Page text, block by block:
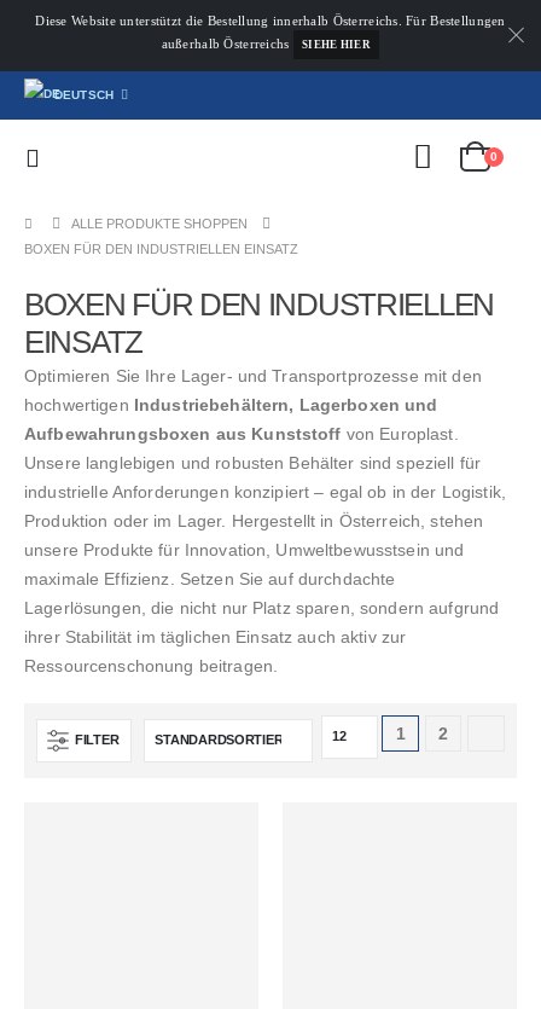
Diese Website unterstützt die Bestellung innerhalb Österreichs. Für Bestellungen
außerhalb Österreichs
SIEHE HIER
DEUTSCH
0
ALLE PRODUKTE SHOPPEN
BOXEN FÜR DEN INDUSTRIELLEN EINSATZ
BOXEN FÜR DEN INDUSTRIELLEN
EINSATZ
Optimieren Sie Ihre Lager- und Transportprozesse mit den
hochwertigen Industriebehältern, Lagerboxen und
Aufbewahrungsboxen aus Kunststoff von Europlast.
Unsere langlebigen und robusten Behälter sind speziell für
industrielle Anforderungen konzipiert – egal ob in der Logistik,
Produktion oder im Lager. Hergestellt in Österreich, stehen
unsere Produkte für Innovation, Umweltbewusstsein und
maximale Effizienz. Setzen Sie auf durchdachte
Lagerlösungen, die nicht nur Platz sparen, sondern aufgrund
ihrer Stabilität im täglichen Einsatz auch aktiv zur
Ressourcenschonung beitragen.
FILTER 1 2